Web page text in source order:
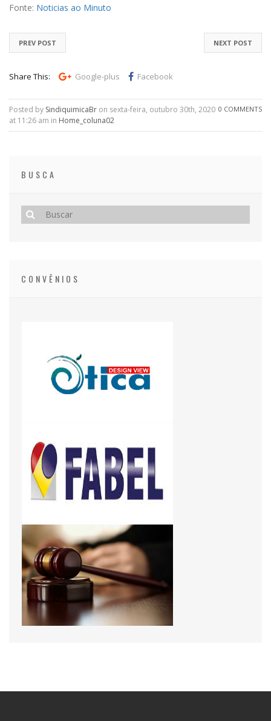
Fonte: Noticias ao Minuto
NEXT POST
PREV POST
Share This: Google-plus Facebook
0 COMMENTS
Posted by SindiquimicaBr on sexta-feira, outubro 30th, 2020
at 11:26 am in Home_coluna02
BUSCA
CONVÊNIOS